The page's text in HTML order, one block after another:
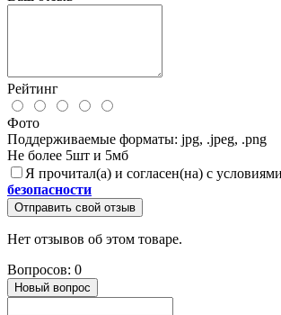
Рейтинг
Фото
Поддерживаемые форматы: jpg, .jpeg, .png
Не более 5шт и 5мб
Я прочитал(а) и согласен(на) с условиями
безопасности
Отправить свой отзыв
Нет отзывов об этом товаре.
Вопросов: 0
Новый вопрос